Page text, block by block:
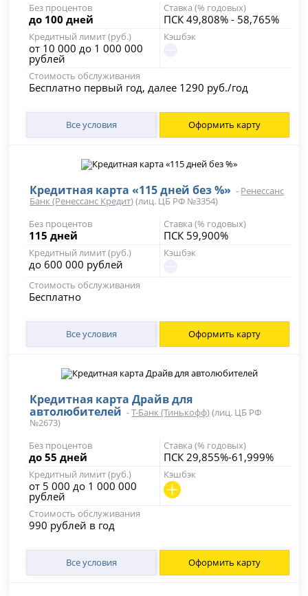
Без процентов
до 100 дней
Ставка (% годовых)
ПСК 49,808% - 58,765%
Кредитный лимит (руб.)
от 10 000 до 1 000 000
рублей
Кэшбэк
Стоимость обслуживания
Бесплатно первый год, далее 1290 руб./год
Все условия Оформить карту
Кредитная карта «115 дней без %» - Ренессанс
Банк (Ренессанс Кредит)(лиц. ЦБ РФ №3354)
Без процентов
115 дней
Ставка (% годовых)
ПСК 59,900%
Кредитный лимит (руб.)
до 600 000 рублей
Кэшбэк
Стоимость обслуживания
Бесплатно
Все условия Оформить карту
Кредитная карта Драйв для
автолюбителей -Т-Банк (Тинькофф)(лиц. ЦБ РФ
№2673)
Без процентов
до 55 дней
Ставка (% годовых)
ПСК 29,855%-61,999%
Кредитный лимит (руб.)
от 5 000 до 1 000 000
рублей
Кэшбэк
Стоимость обслуживания
990 рублей в год
Все условия Оформить карту